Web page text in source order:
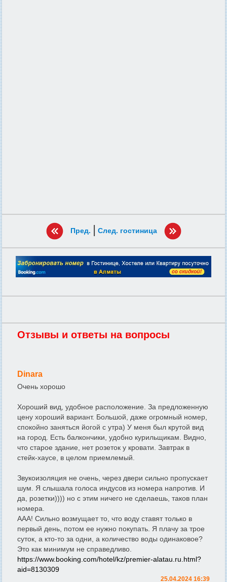
Пред. | След. гостиница
Отзывы и ответы на вопросы
Dinara
Очень хорошо
Хороший вид, удобное расположение. За предложенную
цену хороший вариант. Большой, даже огромный номер,
спокойно заняться йогой с утра) У меня был крутой вид
на город. Есть балкончики, удобно курильщикам. Видно,
что старое здание, нет розеток у кровати. Завтрак в
стейк-хаусе, в целом приемлемый.
Звукоизоляция не очень, через двери сильно пропускает
шум. Я слышала голоса индусов из номера напротив. И
да, розетки)))) но с этим ничего не сделаешь, таков план
номера.
ААА! Сильно возмущает то, что воду ставят только в
первый день, потом ее нужно покупать. Я плачу за трое
суток, а кто-то за одни, а количество воды одинаковое?
Это как минимум не справедливо.
https://www.booking.com/hotel/kz/premier-alatau.ru.html?
aid=8130309
25.04.2024 16:39